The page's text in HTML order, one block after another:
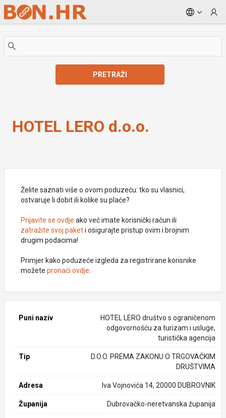
Skip to Main Content
PRETRAŽI
HOTEL LERO d.o.o.
Želite saznati više o ovom poduzeću: tko su vlasnici,
ostvaruje li dobit ili kolike su plaće?
Prijavite se ovdje ako već imate korisnički račun ili
zatražite svoj paketi osigurajte pristup ovim i brojnim
drugim podacima!
Primjer kako poduzeće izgleda za registrirane korisnike
možete pronaći ovdje
Puni naziv
HOTEL LERO društvo s ograničenom
odgovornošću za turizam i usluge,
turistička agencija
Tip
D.O.O. PREMA ZAKONU O TRGOVAČKIM
DRUŠTVIMA
Adresa Iva Vojnovića 14, 20000 DUBROVNIK
Županija Dubrovačko-neretvanska županija